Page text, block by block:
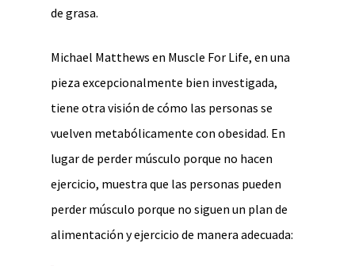
de grasa.
Michael Matthews en Muscle For Life, en una
pieza excepcionalmente bien investigada,
tiene otra visión de cómo las personas se
vuelven metabólicamente con obesidad. En
lugar de perder músculo porque no hacen
ejercicio, muestra que las personas pueden
perder músculo porque no siguen un plan de
alimentación y ejercicio de manera adecuada: